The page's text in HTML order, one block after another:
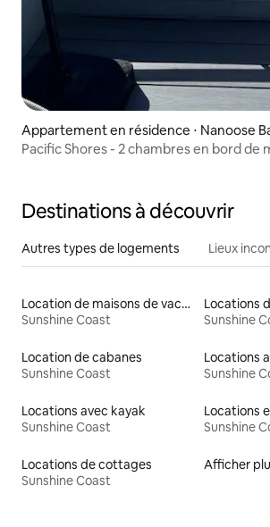
Appartement en résidence ⋅ Nanoose
Pacific Shores - 2 chambres en bord de
Destinations à découvrir
Autres types de logements Lieux
Location de maisons de vacances
Sunshine Coast
Locations
Sunshine
Location de cabanes
Sunshine Coast
Locations
Sunshine
Locations avec kayak
Sunshine Coast
Locations
Sunshine
Locations de cottages
Sunshine Coast
Afficher